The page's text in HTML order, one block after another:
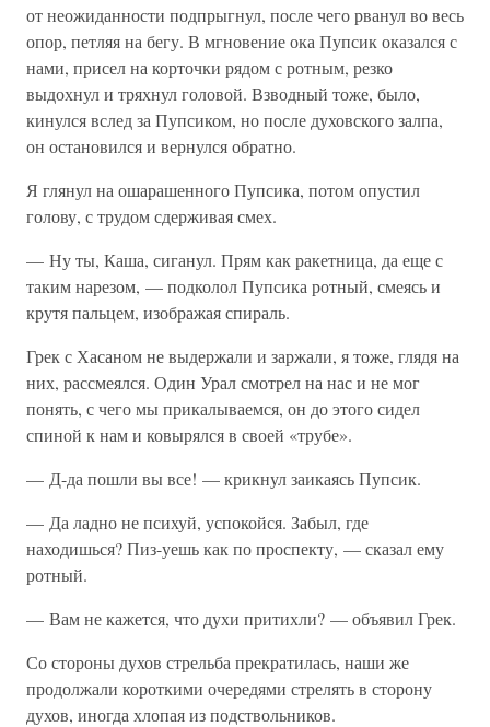
от неожиданности подпрыгнул, после чего рванул во весь
опор, петляя на бегу. В мгновение ока Пупсик оказался с
нами, присел на корточки рядом с ротным, резко
выдохнул и тряхнул головой. Взводный тоже, было,
кинулся вслед за Пупсиком, но после духовского залпа,
он остановился и вернулся обратно.
Я глянул на ошарашенного Пупсика, потом опустил
голову, с трудом сдерживая смех.
— Ну ты, Каша, сиганул. Прям как ракетница, да еще с
таким нарезом, — подколол Пупсика ротный, смеясь и
крутя пальцем, изображая спираль.
Грек с Хасаном не выдержали и заржали, я тоже, глядя на
них, рассмеялся. Один Урал смотрел на нас и не мог
понять, с чего мы прикалываемся, он до этого сидел
спиной к нам и ковырялся в своей «трубе».
— Д-да пошли вы все! — крикнул заикаясь Пупсик.
— Да ладно не психуй, успокойся. Забыл, где
находишься? Пиз-уешь как по проспекту, — сказал ему
ротный.
— Вам не кажется, что духи притихли? — объявил Грек.
Со стороны духов стрельба прекратилась, наши же
продолжали короткими очередями стрелять в сторону
духов, иногда хлопая из подствольников.